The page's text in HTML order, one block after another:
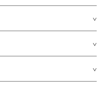
93% elastano 7%
elastane
dejar en remojo / no
Master Card y American